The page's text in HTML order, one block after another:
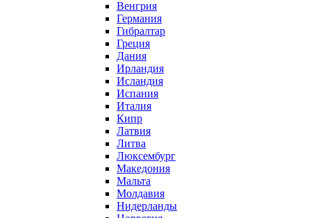
Венгрия
Германия
Гибралтар
Греция
Дания
Ирландия
Исландия
Испания
Италия
Кипр
Латвия
Литва
Люксембург
Македония
Мальта
Молдавия
Нидерланды